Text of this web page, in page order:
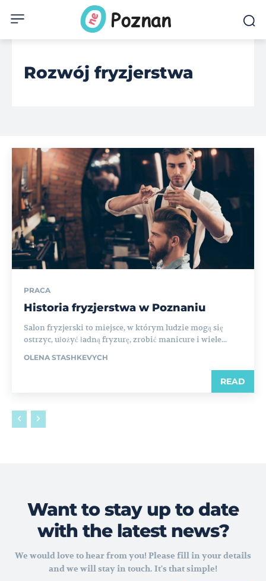
Rozwój fryzjerstwa
PRACA
Historia fryzjerstwa w Poznaniu
Salon fryzjerski to miejsce, w którym ludzie mogą się
ostrzyc, ułożyć ładną fryzurę, zrobić manicure i wiele...
OLENA STASHKEVYCH
READ
Want to stay up to date
with the latest news?
We would love to hear from you! Please fill in your details
and we will stay in touch. It's that simple!